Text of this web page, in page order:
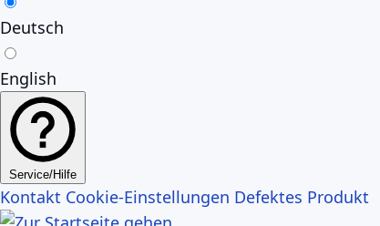
Deutsch
English
Service/Hilfe
Kontakt Cookie-Einstellungen Defektes Produkt